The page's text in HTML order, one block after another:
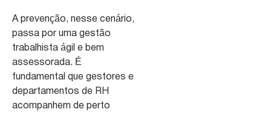
A prevenção, nesse cenário,
passa por uma gestão
trabalhista ágil e bem
assessorada. É
fundamental que gestores e
departamentos de RH
acompanhem de perto